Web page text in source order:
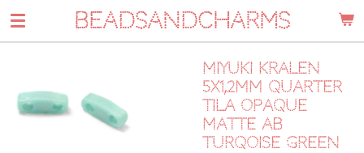
Ga
direct
hoofdinhoud
BEADSANDCHARMS
Miyuki kralen
5x1,2mm quarter
tila opaque
matte ab
turqoise green